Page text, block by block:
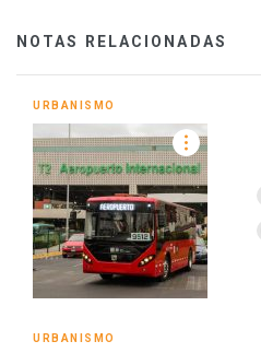
NOTAS RELACIONADAS
URBANISMO
URBANISMO